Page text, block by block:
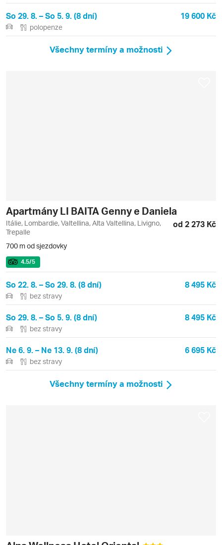
So 29. 8. – So 5. 9. (8 dní) 19 600 Kč
polopenze
Všechny termíny a možnosti
Apartmány LI BAITA Genny e Daniela
Itálie, Lombardie, Valtellina, Alta Valtellina, Livigno,
Trepalle
od 2 273 Kč
700 m od sjezdovky
4.5/5
So 22. 8. – So 29. 8. (8 dní) 8 495 Kč
bez stravy
So 29. 8. – So 5. 9. (8 dní) 8 495 Kč
bez stravy
Ne 6. 9. – Ne 13. 9. (8 dní) 6 695 Kč
bez stravy
Všechny termíny a možnosti